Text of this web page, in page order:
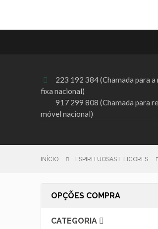

223 192 384 (Chamada para a
fixa nacional)
917 299 808 (Chamada para
móvel nacional)
INÍCIO ESPIRITUOSAS E LICORES
OPÇÕES COMPRA
CATEGORIA